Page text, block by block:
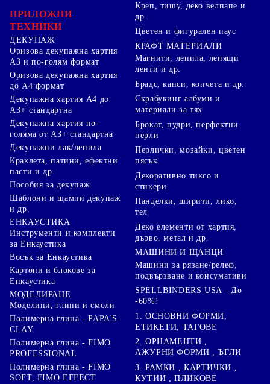
ПРИЛОЖНИ
ТЕХНИКИ
ДЕКУПАЖ
Оризова декупажна хартия
А3 и по-голям формат
Оризова декупажна хартия
до А4 формат
Декупажна хартия А4 до
А3+ стандартна
Декупажна хартия по-
голяма от А3+ стандартна
Декупажни лак/лепила
Краклета, патини, ефектни
пасти и др.
Пособия за декупаж
Шаблони и щампи декупаж
и др.
ЕНКАУСТИКА
Инструменти и комплекти
за Енкаустика
Восък за Енкаустика
Картони и блокове за
Енкаустика
МОДЕЛИРАНЕ
Моделини, глини и смоли
Полимерна глина - PAPA'S
CLAY
Полимерна глина - FIMO
PROFESSIONAL
Полимерна глина - FIMO
SOFT, FIMO EFFECT
Креп, тишу, деко велпапе и
др.
Цветен и фигурален паус
КРАФТ МАТЕРИАЛИ
Магнити, лепила, лепящи
ленти и др.
Брадс, капси, копчета и др.
Скрабукинг албуми и
материали за тях
Брокат, пудри, перфектни
перли
Перлички, мозайки, цветен
пясък
Декоративно тиксо и
стикери
Панделки, ширити, лико,
тел
Деко елементи от хартия,
дърво, метал и др.
МАШИНИ И ЩАНЦИ
Машини за рязане/релеф,
подвързване и консумативи
SPELLBINDERS USA - До
-60%!
1. ОСНОВНИ ФОРМИ,
ЕТИКЕТИ, ТАГОВЕ
2. ОРНАМЕНТИ ,
АЖУРНИ ФОРМИ , ЪГЛИ
3. РАМКИ , КАРТИЧКИ ,
КУТИИ , ПЛИКОВЕ